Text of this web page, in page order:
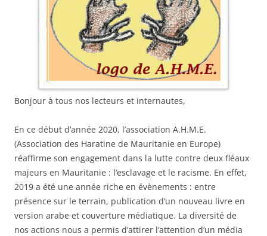
Bonjour à tous nos lecteurs et internautes,
En ce début d’année 2020, l’association A.H.M.E.
(Association des Haratine de Mauritanie en Europe)
réaffirme son engagement dans la lutte contre deux fléaux
majeurs en Mauritanie : l’esclavage et le racisme. En effet,
2019 a été une année riche en évènements : entre
présence sur le terrain, publication d’un nouveau livre en
version arabe et couverture médiatique. La diversité de
nos actions nous a permis d’attirer l’attention d’un média